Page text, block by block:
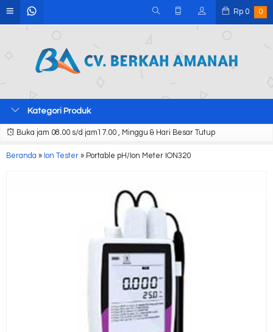
Rp 0 0
Kategori Produk
Buka jam 08.00 s/d jam17.00 , Minggu & Hari Besar Tutup
Beranda » Ion Tester » Portable pH/Ion Meter ION320